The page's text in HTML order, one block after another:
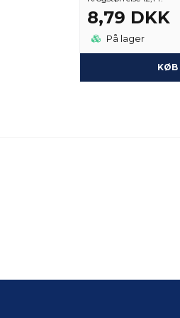
8,79 DKK
På lager
KØB